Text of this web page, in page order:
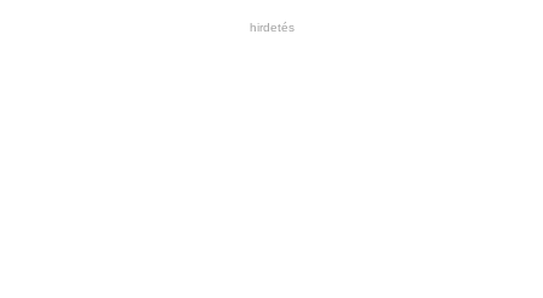
hirdetés